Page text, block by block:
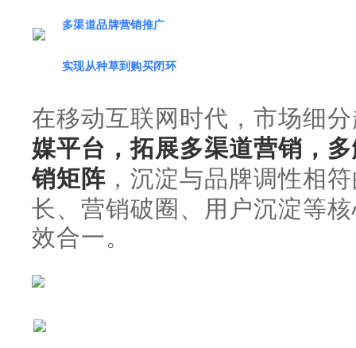
多渠道品牌营销推广
实现从种草到购买闭环
在移动互联网时代，市场细
媒平台，拓展多渠道营销，
销矩阵 ，沉淀与品牌调性相
长、营销破圈、用户沉淀等
效合一。